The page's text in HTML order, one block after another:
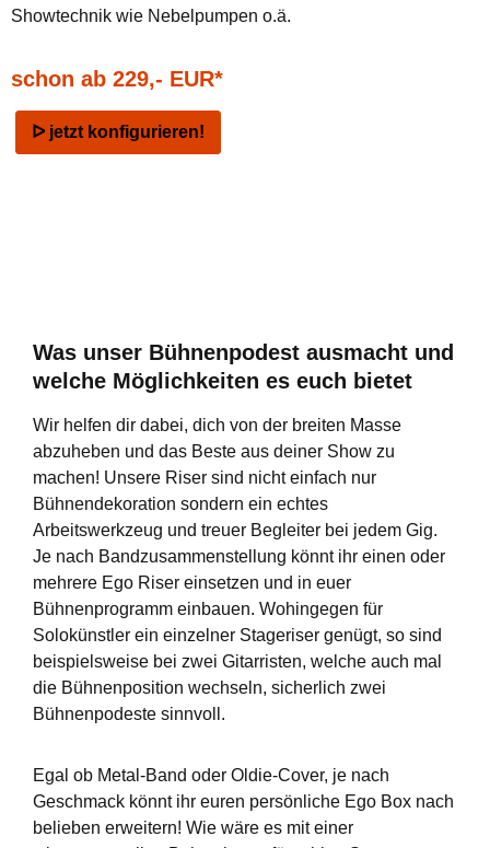
Showtechnik wie Nebelpumpen o.ä.
schon ab 229,- EUR*
ᐅ jetzt konfigurieren!
Was unser Bühnenpodest ausmacht und
welche Möglichkeiten es euch bietet
Wir helfen dir dabei, dich von der breiten Masse
abzuheben und das Beste aus deiner Show zu
machen! Unsere Riser sind nicht einfach nur
Bühnendekoration sondern ein echtes
Arbeitswerkzeug und treuer Begleiter bei jedem Gig.
Je nach Bandzusammenstellung könnt ihr einen oder
mehrere Ego Riser einsetzen und in euer
Bühnenprogramm einbauen. Wohingegen für
Solokünstler ein einzelner Stageriser genügt, so sind
beispielsweise bei zwei Gitarristen, welche auch mal
die Bühnenposition wechseln, sicherlich zwei
Bühnenpodeste sinnvoll.
Egal ob Metal-Band oder Oldie-Cover, je nach
Geschmack könnt ihr euren persönliche Ego Box nach
belieben erweitern! Wie wäre es mit einer